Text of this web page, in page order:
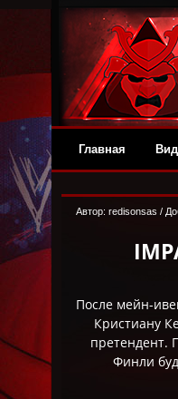
Главная
Автор: redisonsas /
После мейн-
Кристиану
претендент.
Финли